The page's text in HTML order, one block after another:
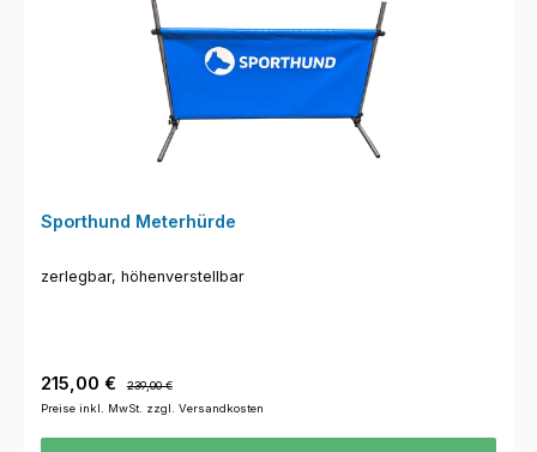
Sporthund Meterhürde
zerlegbar, höhenverstellbar
Verkaufspreis:
215,00 €
239,00 €
Preise inkl. MwSt. zzgl. Versandkosten